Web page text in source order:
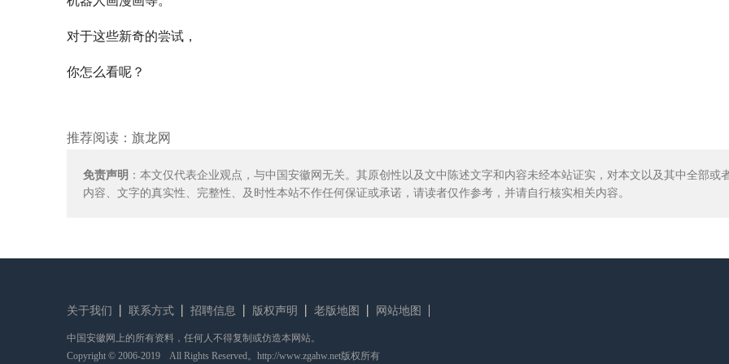
对于这些新奇的尝试，
你怎么看呢？
推荐阅读： 旗龙网
免责声明 ：本文仅代表企业观点，与中国安徽网无关。其原创性以及文中陈述文字和内容未经本站证实，对本文以及其中全部或
内容、文字的真实性、完整性、及时性本站不作任何保证或承诺，请读者仅作参考，并请自行核实相关内容。
关于我们 联系方式 招聘信息 版权声明 老版地图 网站地图
中国安徽网上的所有资料，任何人不得复制或仿造本网站。
Copyright © 2006-2019 All Rights Reserved。http://www.zgahw.net版权所有